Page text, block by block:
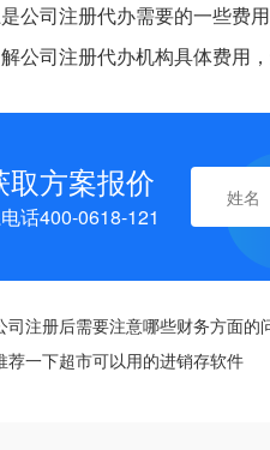
公司注册代办需要的一些费
公司注册代办机构具体费用
取方案报价
话400-0618-121
司注册后需要注意哪些财务方面的
荐一下超市可以用的进销存软件